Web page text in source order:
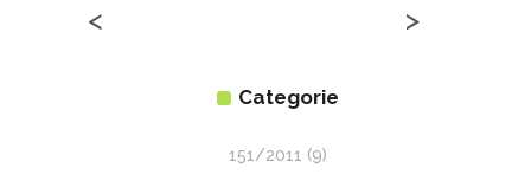
< >
Categorie
151/2011 (9)